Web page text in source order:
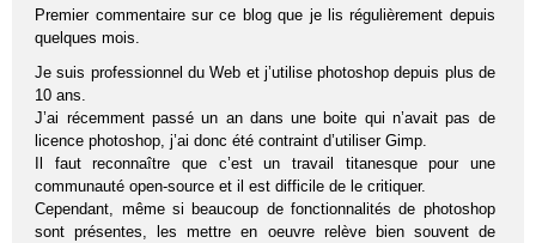
Premier commentaire sur ce blog que je lis régulièrement depuis
quelques mois.
Je suis professionnel du Web et j’utilise photoshop depuis plus de
10 ans.
J’ai récemment passé un an dans une boite qui n’avait pas de
licence photoshop, j’ai donc été contraint d’utiliser Gimp.
Il faut reconnaître que c’est un travail titanesque pour une
communauté open-source et il est difficile de le critiquer.
Cependant, même si beaucoup de fonctionnalités de photoshop
sont présentes, les mettre en oeuvre relève bien souvent de